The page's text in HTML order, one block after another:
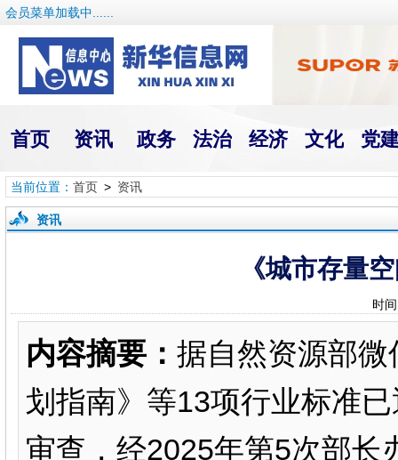
会员菜单加载中......
首页 资讯 政务 法治 经济 文化 党
当前位置： 首页> 资讯
资讯
《城市存量
时
内容摘要： 据自然资源部
划指南》等13项行业标准
审查，经2025年第5次部长